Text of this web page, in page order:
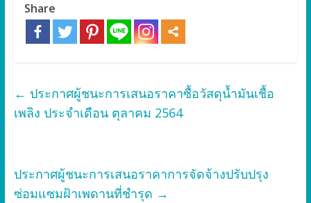
Share
← ประกาศผู้ชนะการเสนอราคาซื้อวัสดุน้ำมันเชื้อ
เพลิง ประจำเดือน ตุลาคม 2564
ประกาศผู้ชนะการเสนอราคาการจัดจ้างปรับปรุง
ซ่อมแซมฝ้าเพดานที่ชำรุด →